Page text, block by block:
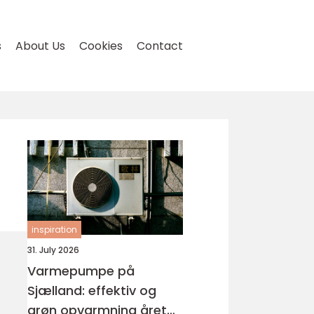
About Us Cookies Contact
inspiration
31. July 2026
Varmepumpe på
Sjælland: effektiv og
grøn opvarmning året